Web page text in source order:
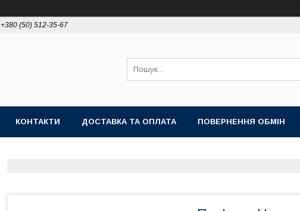
+380 (50) 512-35-67
КОНТАКТИ ДОСТАВКА ТА ОПЛАТА ПОВЕРНЕННЯ ОБМІН